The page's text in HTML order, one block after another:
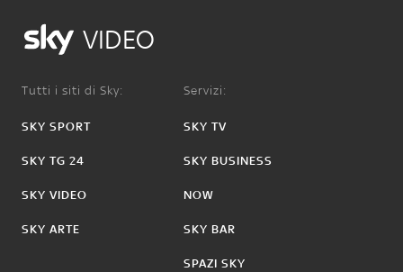
VIDEO
Tutti i siti di Sky:
SKY SPORT
SKY TG 24
SKY VIDEO
SKY ARTE
Servizi:
SKY TV
SKY BUSINESS
NOW
SKY BAR
SPAZI SKY